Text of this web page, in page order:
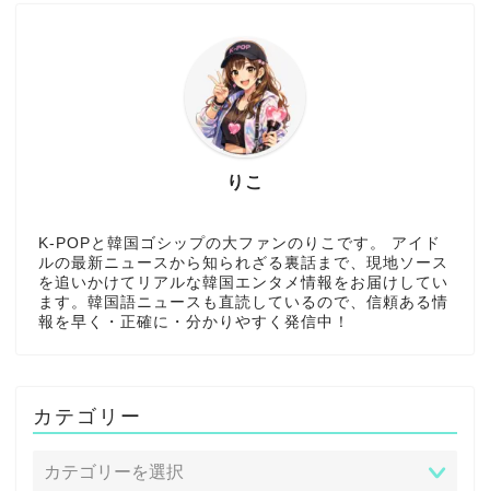
りこ
K-POPと韓国ゴシップの大ファンのりこです。 アイド
ルの最新ニュースから知られざる裏話まで、現地ソース
を追いかけてリアルな韓国エンタメ情報をお届けしてい
ます。韓国語ニュースも直読しているので、信頼ある情
報を早く・正確に・分かりやすく発信中！
カテゴリー